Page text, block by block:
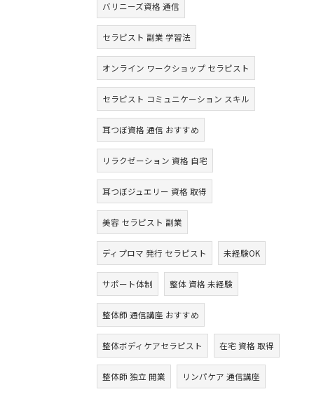
バリニーズ資格 通信
セラピスト 副業 学習法
オンライン ワークショップ セラピスト
セラピスト コミュニケーション スキル
耳つぼ資格 通信 おすすめ
リラクゼーション 資格 自宅
耳つぼジュエリー 資格 取得
美容 セラピスト 副業
ディプロマ 発行 セラピスト 未経験OK
サポート体制 整体 資格 未経験
整体師 通信講座 おすすめ
整体ボディケアセラピスト 在宅 資格 取得
整体師 独立 開業 リンパケア 通信講座